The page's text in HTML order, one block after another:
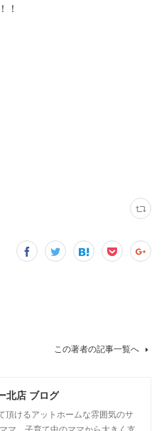
！
この著者の記事一覧へ
北店 ブログ
頂けるアットホームな雰囲気のサ